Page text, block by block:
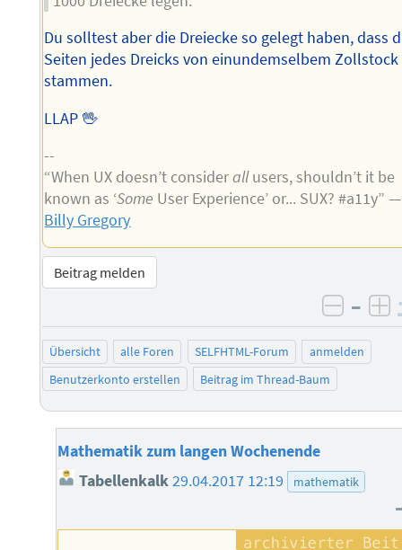
Du solltest aber die Dreiecke so gelegt haben, dass
Seiten jedes Dreicks von einundemselbem Zollstock
stammen.
LLAP 🖖
--
“When UX doesn’t considerallusers, shouldn’t it be
known as ‘Some User Experience’ or... SUX? #a11y” —
Billy Gregory
Beitrag melden
–
Übersicht alle Foren SELFHTML-Forum
anmelden
Benutzerkonto erstellen
Beitrag im Thread-Baum
Mathematik zum langen Wochenende
Tabellenkalk29.04.2017 12:19 mathematik